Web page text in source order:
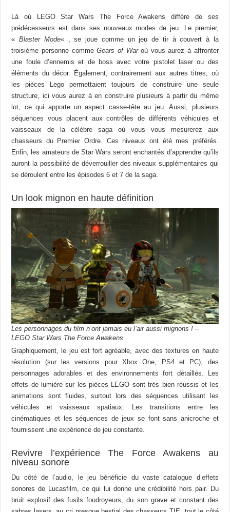
Là où LEGO Star Wars The Force Awakens diffère de ses
prédécesseurs est dans ses nouveaux modes de jeu. Le premier,
« Blaster Mode« , se joue comme un jeu de tir à couvert à la
troisième personne commeGears of Waroù vous aurez à affronter
une foule d’ennemis et de boss avec votre pistolet laser ou des
éléments du décor. Également, contrairement aux autres titres, où
les pièces Lego permettaient toujours de construire une seule
structure, ici vous aurez à en construire plusieurs à partir du même
lot, ce qui apporte un aspect casse-tête au jeu. Aussi, plusieurs
séquences vous placent aux contrôles de différents véhicules et
vaisseaux de la célèbre saga où vous vous mesurerez aux
chasseurs du Premier Ordre. Ces niveaux ont été mes préférés.
Enfin, les amateurs de Star Wars seront enchantés d’apprendre qu’ils
auront la possibilité de déverrouiller des niveaux supplémentaires qui
se déroulent entre les épisodes 6 et 7 de la saga.
Un look mignon en haute définition
Les personnages du film n’ont jamais eu l’air aussi mignons ! –
LEGO Star Wars The Force Awakens
Graphiquement, le jeu est fort agréable, avec des textures en haute
résolution (sur les versions pour Xbox One, PS4 et PC), des
personnages adorables et des environnements fort détaillés. Les
effets de lumière sur les pièces LEGO sont très bien réussis et les
animations sont fluides, surtout lors des séquences utilisant les
véhicules et vaisseaux spatiaux. Les transitions entre les
cinématiques et les séquences de jeux se font sans anicroche et
fournissent une expérience de jeu constante.
Revivre l’expérience The Force Awakens au
niveau sonore
Du côté de l’audio, le jeu bénéficie du vaste catalogue d’effets
sonores de Lucasfilm, ce qui lui donne une crédibilité hors pair. Du
bruit explosif des fusils foudroyeurs, du son grave et constant des